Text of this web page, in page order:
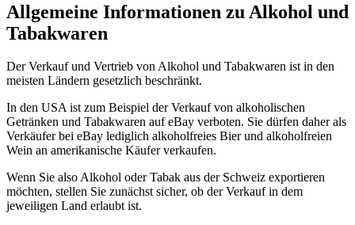
Allgemeine Informationen zu Alkohol und
Tabakwaren
Der Verkauf und Vertrieb von Alkohol und Tabakwaren ist in den
meisten Ländern gesetzlich beschränkt.
In den USA ist zum Beispiel der Verkauf von alkoholischen
Getränken und Tabakwaren auf eBay verboten. Sie dürfen daher als
Verkäufer bei eBay lediglich alkoholfreies Bier und alkoholfreien
Wein an amerikanische Käufer verkaufen.
Wenn Sie also Alkohol oder Tabak aus der Schweiz exportieren
möchten, stellen Sie zunächst sicher, ob der Verkauf in dem
jeweiligen Land erlaubt ist.